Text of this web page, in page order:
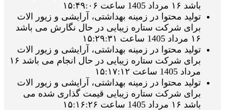
باشد ۱۶ مرداد 1405 ساعت ۱۵:۴۹:۰۶
تولید محتوا در زمینه بهداشتی، آرایشی و زیور الات
برای شرکت ستاره زیبایی در حال نگارش می باشد
۱۶ مرداد 1405 ساعت ۱۵:۲۹:۳۱
تولید محتوا در زمینه بهداشتی، آرایشی و زیور الات
برای شرکت ستاره زیبایی در حال انجام می باشد ۱۶
مرداد 1405 ساعت ۱۵:۱۷:۱۲
تولید محتوا در زمینه بهداشتی، آرایشی و زیور الات
برای شرکت ستاره زیبایی قیمت گذاری شده می
باشد ۱۶ مرداد 1405 ساعت ۱۵:۱۶:۲۶